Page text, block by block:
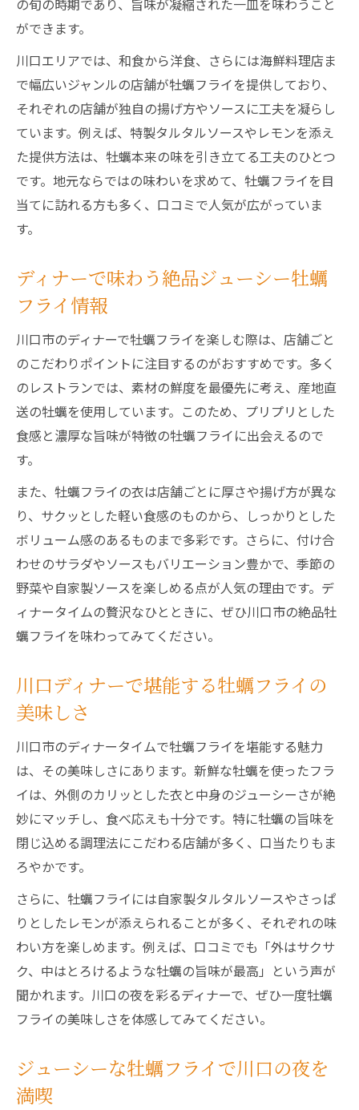
の旬の時期であり、旨味が凝縮された一皿を味わうこと
ができます。
川口エリアでは、和食から洋食、さらには海鮮料理店ま
で幅広いジャンルの店舗が牡蠣フライを提供しており、
それぞれの店舗が独自の揚げ方やソースに工夫を凝らし
ています。例えば、特製タルタルソースやレモンを添え
た提供方法は、牡蠣本来の味を引き立てる工夫のひとつ
です。地元ならではの味わいを求めて、牡蠣フライを目
当てに訪れる方も多く、口コミで人気が広がっていま
す。
ディナーで味わう絶品ジューシー牡蠣
フライ情報
川口市のディナーで牡蠣フライを楽しむ際は、店舗ごと
のこだわりポイントに注目するのがおすすめです。多く
のレストランでは、素材の鮮度を最優先に考え、産地直
送の牡蠣を使用しています。このため、プリプリとした
食感と濃厚な旨味が特徴の牡蠣フライに出会えるので
す。
また、牡蠣フライの衣は店舗ごとに厚さや揚げ方が異な
り、サクッとした軽い食感のものから、しっかりとした
ボリューム感のあるものまで多彩です。さらに、付け合
わせのサラダやソースもバリエーション豊かで、季節の
野菜や自家製ソースを楽しめる点が人気の理由です。デ
ィナータイムの贅沢なひとときに、ぜひ川口市の絶品牡
蠣フライを味わってみてください。
川口ディナーで堪能する牡蠣フライの
美味しさ
川口市のディナータイムで牡蠣フライを堪能する魅力
は、その美味しさにあります。新鮮な牡蠣を使ったフラ
イは、外側のカリッとした衣と中身のジューシーさが絶
妙にマッチし、食べ応えも十分です。特に牡蠣の旨味を
閉じ込める調理法にこだわる店舗が多く、口当たりもま
ろやかです。
さらに、牡蠣フライには自家製タルタルソースやさっぱ
りとしたレモンが添えられることが多く、それぞれの味
わい方を楽しめます。例えば、口コミでも「外はサクサ
ク、中はとろけるような牡蠣の旨味が最高」という声が
聞かれます。川口の夜を彩るディナーで、ぜひ一度牡蠣
フライの美味しさを体感してみてください。
ジューシーな牡蠣フライで川口の夜を
満喫